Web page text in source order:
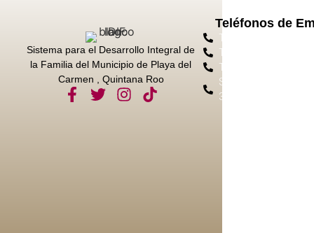
Sistema para el Desarrollo Integral de
la Familia del Municipio de Playa del
Carmen , Quintana Roo
Teléfonos de
Tel. Protección Civil
Tel. Emergencias 911
Tel. Bomberos 984
Sec. Seg. Ciudadana
3050 Ext. 11028